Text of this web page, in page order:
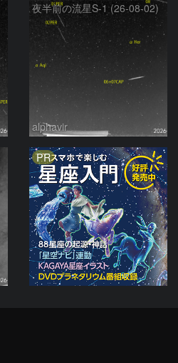
夜半前の流星S-1 (26-08-02)
alphavir
PR